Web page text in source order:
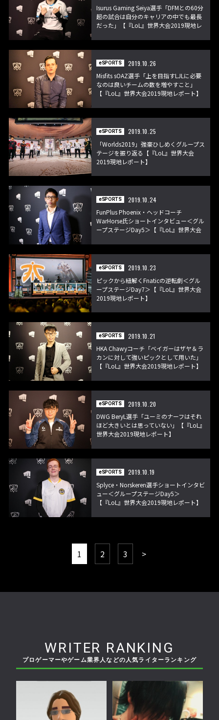
Isurus Gaming Seiya選手「DFMとの60分
超の試合は自分のキャリアの中でも最長
だった」【『LoL』世界大会2019現地レ
eSPORTS
2019.10.26
Misfits sOAZ選手「上を目指すLJLに必要
なのは良いチームの数を増やすこと」
【『LoL』世界大会2019現地レポート】
eSPORTS
2019.10.25
「Worlds2019」強豪ひしめくグループス
テージを振り返る【『LoL』世界大会
2019現地レポート】
eSPORTS
2019.10.24
FunPlus Phoenix・ヘッドコーチ
WarHorse氏ショートインタビュー＜グル
ープステージDay5＞【『LoL』世界大会
eSPORTS
2019.10.23
ピックから紐解くFnaticの逆転劇＜グル
ープステージDay7＞【『LoL』世界大会
2019現地レポート】
eSPORTS
2019.10.21
HKA Chawyコーチ「ベイガーはザヤ＆ラ
カンに対して強いピックとして用いた」
【『LoL』世界大会2019現地レポート】
eSPORTS
2019.10.20
DWG BeryL選手「ユーミのナーフはそれ
ほど大きいとは思っていない」【『LoL』
世界大会2019現地レポート】
eSPORTS
2019.10.19
Splyce・Norskeren選手ショートインタビ
ュー＜グループステージDay5＞
【『LoL』世界大会2019現地レポート】
1 2 3 >
WRITER RANKING
プロゲーマーやゲーム業界人などの人気ライターランキング